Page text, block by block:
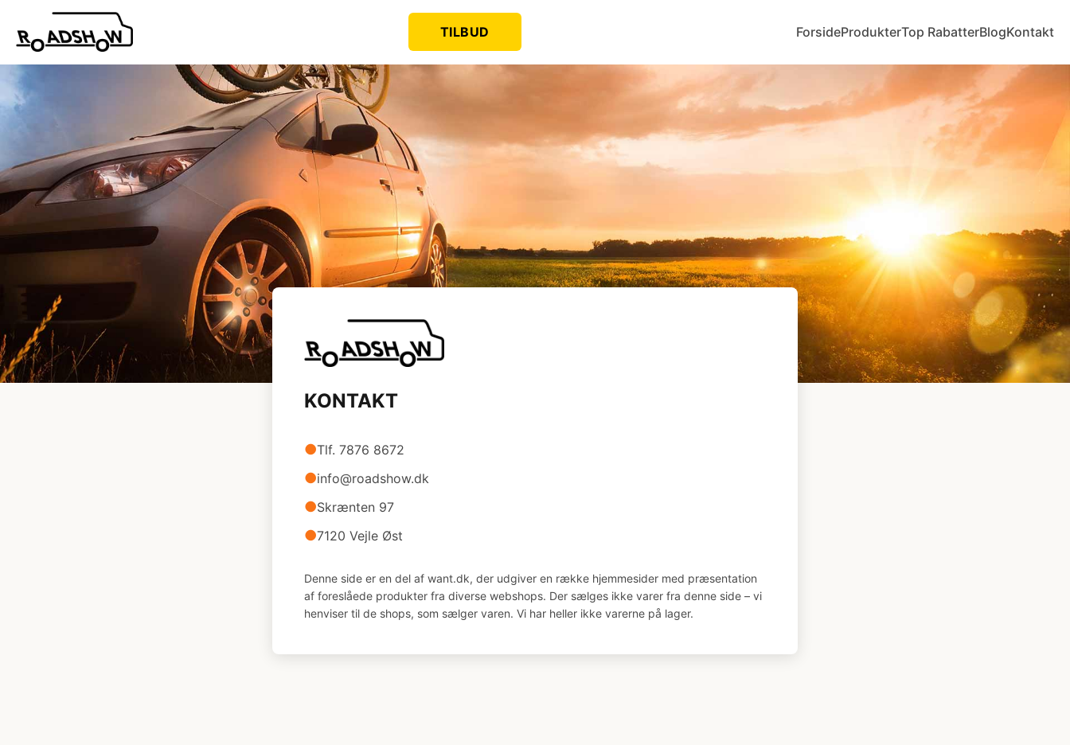
TILBUD ForsideProdukterTop RabatterBlogKontakt
KONTAKT
●Tlf. 7876 8672
●info@roadshow.dk
●Skrænten 97
●7120 Vejle Øst
Denne side er en del af want.dk, der udgiver en række hjemmesider med præsentation
af foreslåede produkter fra diverse webshops. Der sælges ikke varer fra denne side – vi
henviser til de shops, som sælger varen. Vi har heller ikke varerne på lager.